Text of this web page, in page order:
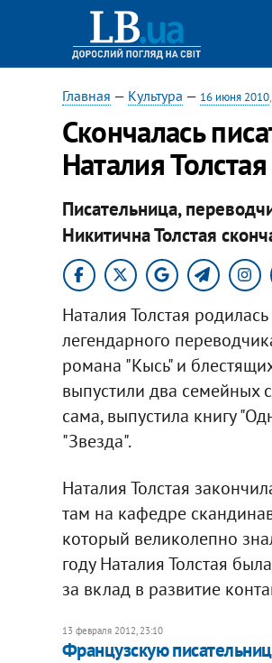
Главная — Культура — 16 июня 2010
Скончалась
Наталия Толстая
Писательница,
Никитична Толстая
Наталия Толстая
легендарного
романа "Кысь" и
выпустили два семейных
сама, выпустила книгу
"Звезда".
Наталия Толстая
там на кафедре
который великолепно
году Наталия Толстая
за вклад в развитие
13 февраля 2012, 23:10
Французскую